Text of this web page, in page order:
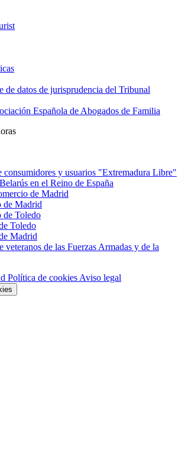
de datos de jurisprudencia del Tribunal
Española de Abogados de Familia
consumidores y usuarios "Extremadura Libre"
en el Reino de España
de Madrid
de Madrid
de Toledo
Toledo
Madrid
veteranos de las Fuerzas Armadas y de la
Política de cookies Aviso legal